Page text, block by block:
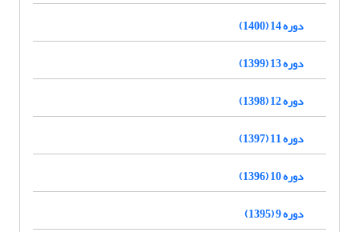
دوره 14 (1400)
دوره 13 (1399)
دوره 12 (1398)
دوره 11 (1397)
دوره 10 (1396)
دوره 9 (1395)